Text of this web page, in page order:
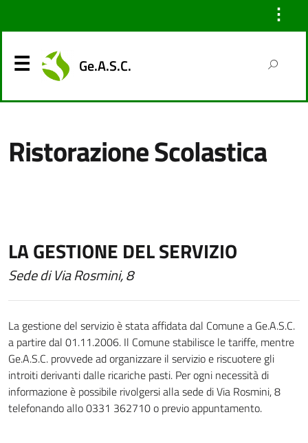
⋮
Ge.A.S.C.
Ristorazione Scolastica
LA GESTIONE DEL SERVIZIO
Sede di Via Rosmini, 8
La gestione del servizio è stata affidata dal Comune a Ge.A.S.C.
a partire dal 01.11.2006. Il Comune stabilisce le tariffe, mentre
Ge.A.S.C. provvede ad organizzare il servizio e riscuotere gli
introiti derivanti dalle ricariche pasti. Per ogni necessità di
informazione è possibile rivolgersi alla sede di Via Rosmini, 8
telefonando allo 0331 362710 o previo appuntamento.